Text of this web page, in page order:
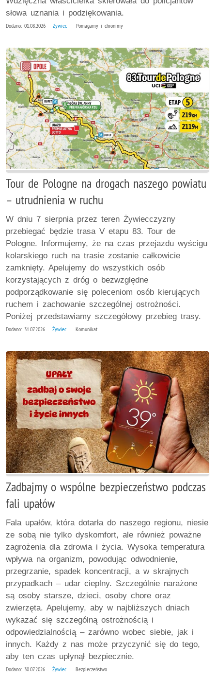
słowa uznania i podziękowania.
Dodano: 01.08.2026 ŻywiecPomagamy i chronimy
Tour de Pologne na drogach naszego powiatu
– utrudnienia w ruchu
W dniu 7 sierpnia przez teren Żywiecczyzny
przebiegać będzie trasa V etapu 83. Tour de
Pologne. Informujemy, że na czas przejazdu wyścigu
kolarskiego ruch na trasie zostanie całkowicie
zamknięty. Apelujemy do wszystkich osób
korzystających z dróg o bezwzględne
podporządkowanie się poleceniom osób kierujących
ruchem i zachowanie szczególnej ostrożności.
Poniżej przedstawiamy szczegółowy przebieg trasy.
Dodano: 31.07.2026 ŻywiecKomunikat
Zadbajmy o wspólne bezpieczeństwo podczas
fali upałów
Fala upałów, która dotarła do naszego regionu, niesie
ze sobą nie tylko dyskomfort, ale również poważne
zagrożenia dla zdrowia i życia. Wysoka temperatura
wpływa na organizm, powodując odwodnienie,
przegrzanie, spadek koncentracji, a w skrajnych
przypadkach – udar cieplny. Szczególnie narażone
są osoby starsze, dzieci, osoby chore oraz
zwierzęta. Apelujemy, aby w najbliższych dniach
wykazać się szczególną ostrożnością i
odpowiedzialnością – zarówno wobec siebie, jak i
innych. Każdy z nas może przyczynić się do tego,
aby ten czas upłynął bezpiecznie.
Dodano: 30.07.2026 ŻywiecBezpieczeństwo